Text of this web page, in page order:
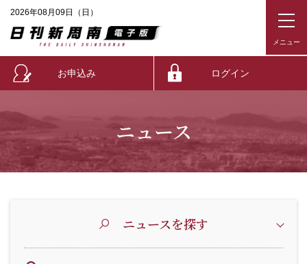
2026年08月09日（日）
お申込み ログイン
ニュース
ニュースを探す